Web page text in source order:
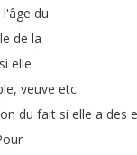
l'âge du
de la
si elle
, veuve etc
du fait si elle a des